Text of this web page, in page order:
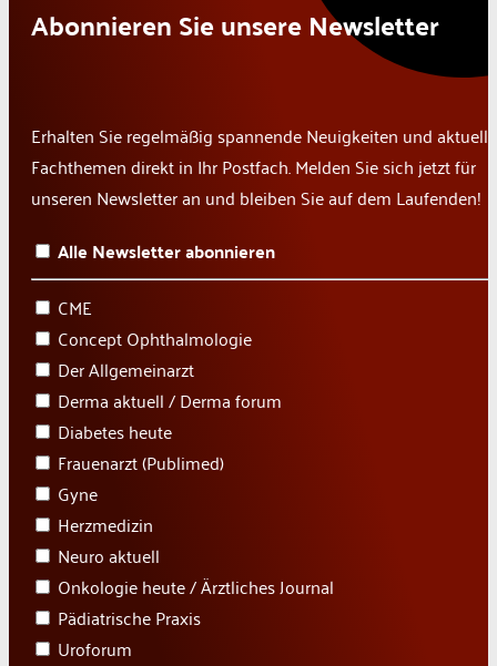
Abonnieren Sie unsere Newsletter
Erhalten Sie regelmäßig spannende Neuigkeiten und aktuelle
Fachthemen direkt in Ihr Postfach. Melden Sie sich jetzt für
unseren Newsletter an und bleiben Sie auf dem Laufenden!
Alle Newsletter abonnieren
CME
Concept Ophthalmologie
Der Allgemeinarzt
Derma aktuell / Derma forum
Diabetes heute
Frauenarzt (Publimed)
Gyne
Herzmedizin
Neuro aktuell
Onkologie heute / Ärztliches Journal
Pädiatrische Praxis
Uroforum